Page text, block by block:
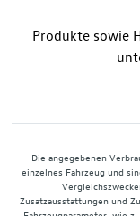
Produkte sowie
Die angegebenen
einzelnes Fahrzeug und
Zusatzausstattungen und